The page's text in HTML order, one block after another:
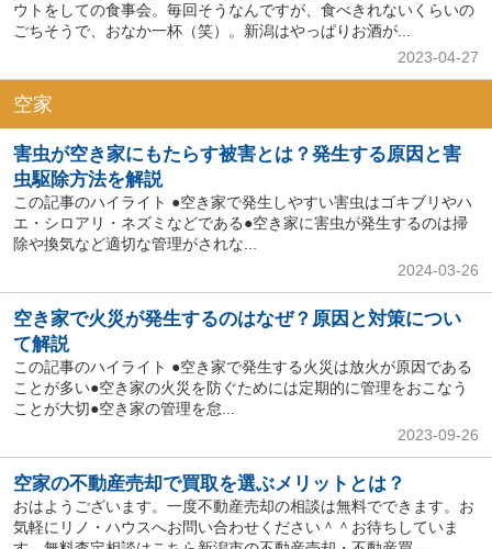
ウトをしての食事会。毎回そうなんですが、食べきれないくらいの
ごちそうで、おなか一杯（笑）。新潟はやっぱりお酒が...
2023-04-27
空家
害虫が空き家にもたらす被害とは？発生する原因と害
虫駆除方法を解説
この記事のハイライト ●空き家で発生しやすい害虫はゴキブリやハ
エ・シロアリ・ネズミなどである●空き家に害虫が発生するのは掃
除や換気など適切な管理がされな...
2024-03-26
空き家で火災が発生するのはなぜ？原因と対策につい
て解説
この記事のハイライト ●空き家で発生する火災は放火が原因である
ことが多い●空き家の火災を防ぐためには定期的に管理をおこなう
ことが大切●空き家の管理を怠...
2023-09-26
空家の不動産売却で買取を選ぶメリットとは？
おはようございます。一度不動産売却の相談は無料でできます。お
気軽にリノ・ハウスへお問い合わせください＾＾お待ちしていま